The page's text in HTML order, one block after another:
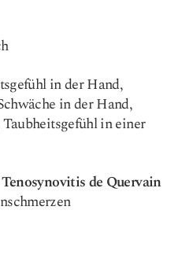
in der Hand,
in der Hand,
in einer
de Quervain